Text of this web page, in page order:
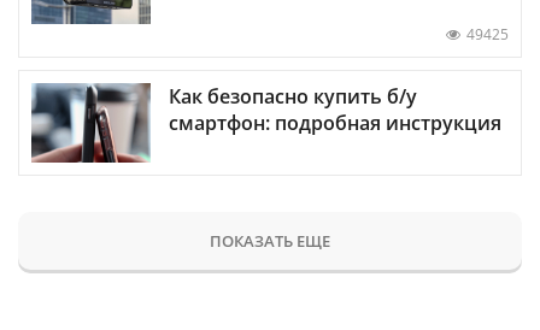
49425
Как безопасно купить б/у
смартфон: подробная инструкция
ПОКАЗАТЬ ЕЩЕ